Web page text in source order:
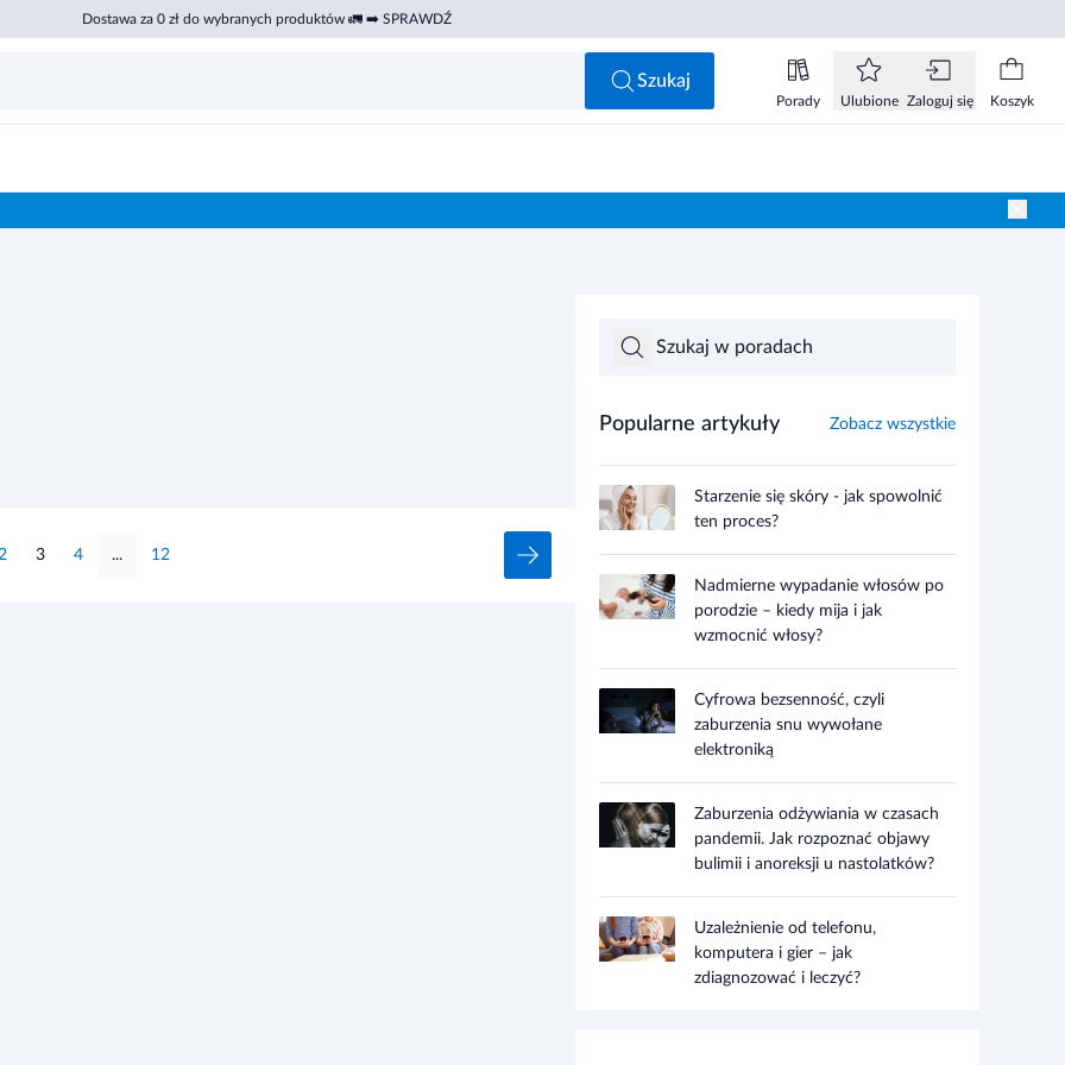
Dostawa za 0 zł do wybranych produktów 🚛 ➡️ SPRAWDŹ
Szukaj
Porady Ulubione Zaloguj się Koszyk
3 4 ... 12
Popularne artykuły Zobacz wszystkie
Starzenie się skóry - jak spowolnić
ten proces?
Nadmierne wypadanie włosów po
porodzie – kiedy mija i jak
wzmocnić włosy?
Cyfrowa bezsenność, czyli
zaburzenia snu wywołane
elektroniką
Zaburzenia odżywiania w czasach
pandemii. Jak rozpoznać objawy
bulimii i anoreksji u nastolatków?
Uzależnienie od telefonu,
komputera i gier – jak
zdiagnozować i leczyć?